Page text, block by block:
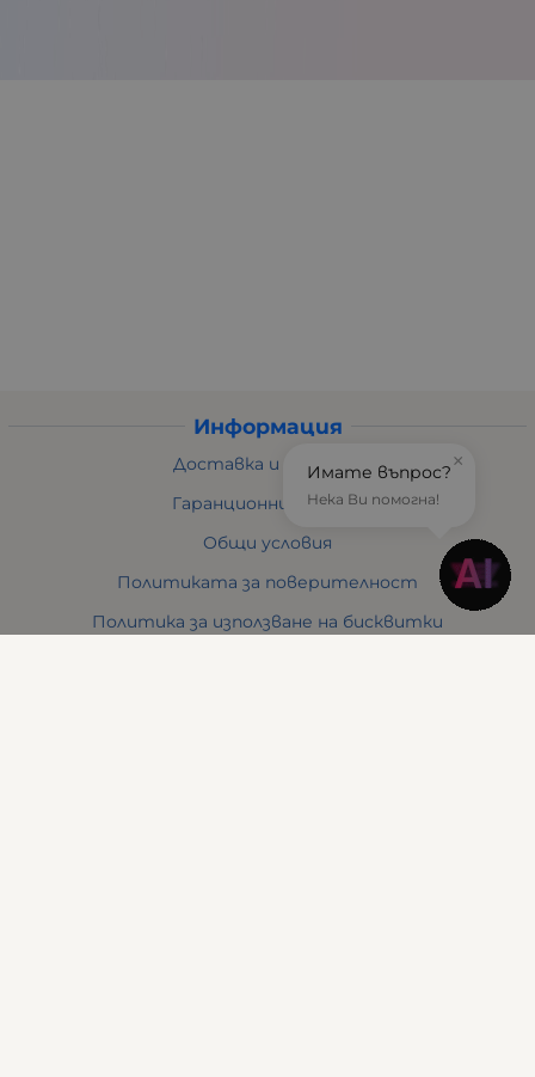
Информация
Доставка и плащане
Гаранционни условия
Общи условия
Политиката за поверителност
Политика за използване на бисквитки
×
Имате въпрос?
Нека Ви помогна!